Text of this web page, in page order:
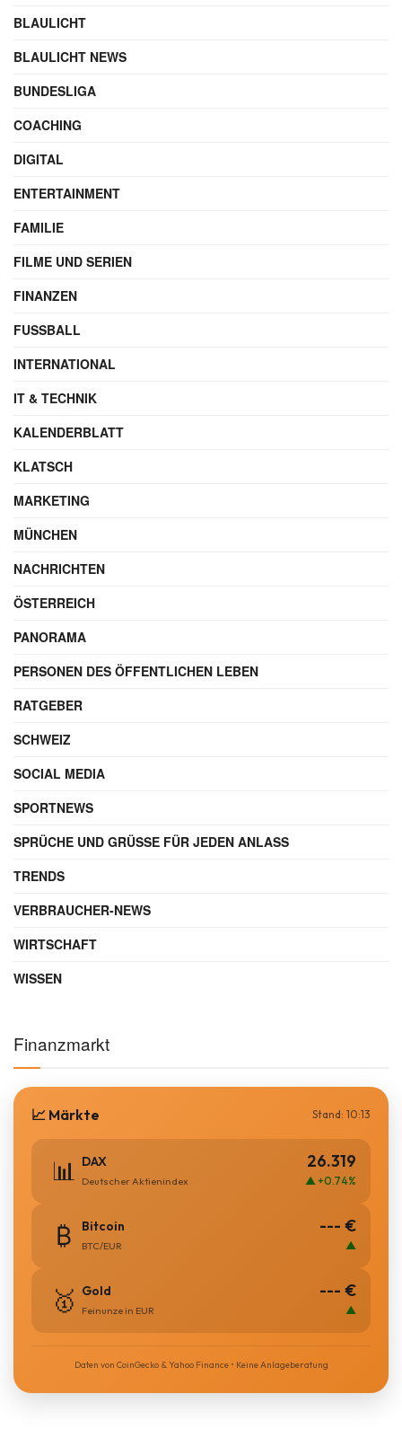
BLAULICHT
BLAULICHT NEWS
BUNDESLIGA
COACHING
DIGITAL
ENTERTAINMENT
FAMILIE
FILME UND SERIEN
FINANZEN
FUSSBALL
INTERNATIONAL
IT & TECHNIK
KALENDERBLATT
KLATSCH
MARKETING
MÜNCHEN
NACHRICHTEN
ÖSTERREICH
PANORAMA
PERSONEN DES ÖFFENTLICHEN LEBEN
RATGEBER
SCHWEIZ
SOCIAL MEDIA
SPORTNEWS
SPRÜCHE UND GRÜSSE FÜR JEDEN ANLASS
TRENDS
VERBRAUCHER-NEWS
WIRTSCHAFT
WISSEN
Finanzmarkt
📈 Märkte Stand: 10:13
📊 DAX
Deutscher Aktienindex
26.319
▲ +0.74%
₿ Bitcoin
BTC/EUR
--- €
▲
🥇 Gold
Feinunze in EUR
--- €
▲
Daten von CoinGecko & Yahoo Finance • Keine Anlageberatung